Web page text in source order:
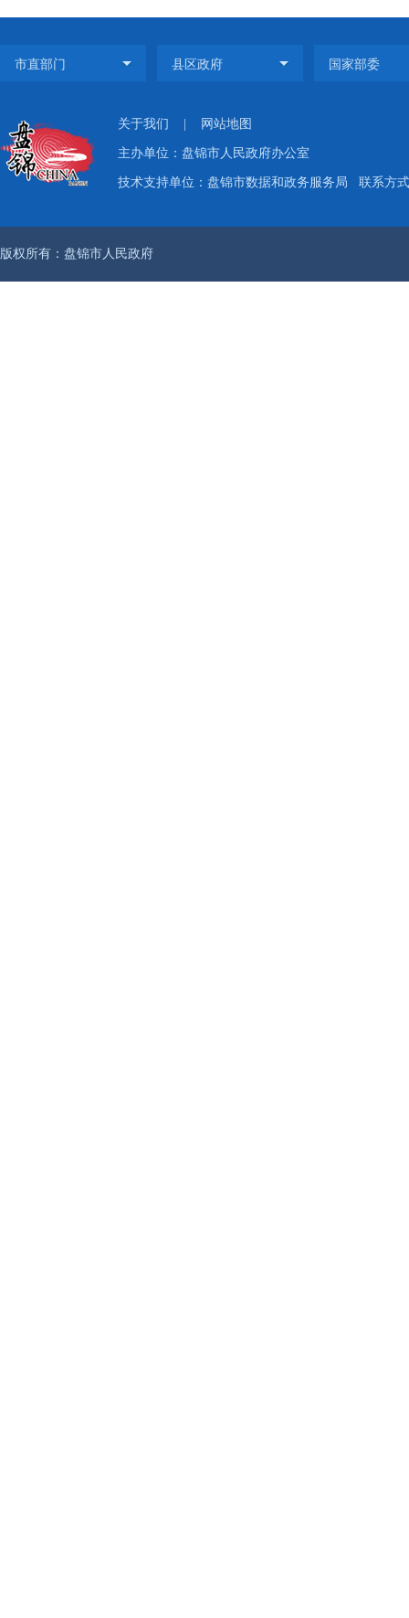
关于我们 网站地图
主办单位：盘锦市人民政府办公室
技术支持单位：盘锦市数据和政务服务局 联系方
版权所有：盘锦市人民政府